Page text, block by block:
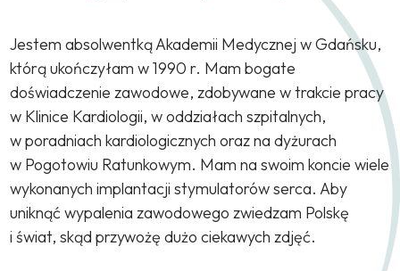
Jestem absolwentką Akademii Medycznej w Gdańsku,
którą ukończyłam w 1990 r. Mam bogate
doświadczenie zawodowe, zdobywane w trakcie pracy
w Klinice Kardiologii, w oddziałach szpitalnych,
w poradniach kardiologicznych oraz na dyżurach
w Pogotowiu Ratunkowym. Mam na swoim koncie wiele
wykonanych implantacji stymulatorów serca. Aby
uniknąć wypalenia zawodowego zwiedzam Polskę
i świat, skąd przywożę dużo ciekawych zdjęć.